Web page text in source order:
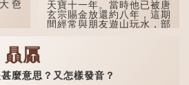
夿
錢
萬
筆
天寶十一年。當時他已被唐
玄宗賜金放還約八年，這期
間經常與朋友遊山玩水，部
贔屭
意思？又怎樣發音？